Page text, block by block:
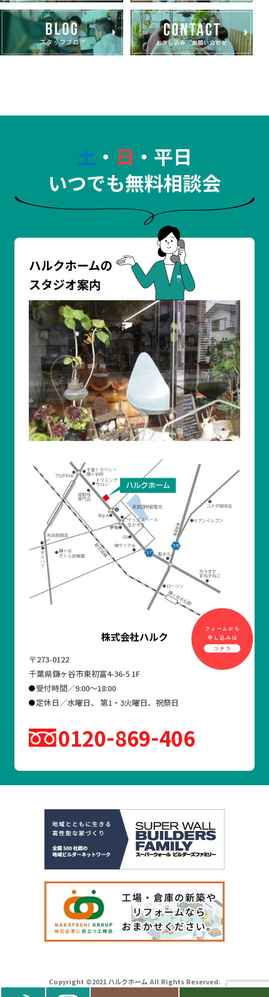
土 ・ 日 ・平日
いつでも無料相談会
ハルクホームの
スタジオ案内
株式会社ハルク
〒273-0122
千葉県鎌ヶ谷市東初富4-36-5 1F
受付時間／9:00～18:00
定休日／水曜日、 第1・3火曜日、祝祭日
0120 869 406
Copyright ©2021 ハルクホーム All Rights Reserved.